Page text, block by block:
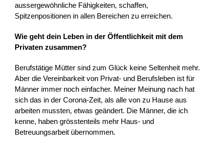
aussergewöhnliche Fähigkeiten, schaffen,
Spitzenpositionen in allen Bereichen zu erreichen.
Wie geht dein Leben in der Öffentlichkeit mit dem
Privaten zusammen?
Berufstätige Mütter sind zum Glück keine Seltenheit mehr.
Aber die Vereinbarkeit von Privat- und Berufsleben ist für
Männer immer noch einfacher. Meiner Meinung nach hat
sich das in der Corona-Zeit, als alle von zu Hause aus
arbeiten mussten, etwas geändert. Die Männer, die ich
kenne, haben grösstenteils mehr Haus- und
Betreuungsarbeit übernommen.